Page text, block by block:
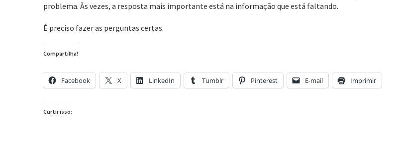
problema. Às vezes, a resposta mais importante está na informação que está faltando.
É preciso fazer as perguntas certas.
Compartilha!
Facebook X LinkedIn Tumblr Pinterest E-mail Imprimir
Curtir isso: